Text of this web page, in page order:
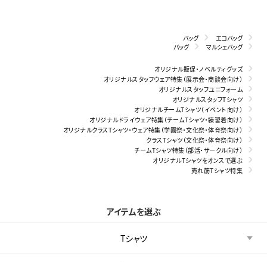
バッグ
エコバッグ
バッグ
マルシェバッグ
オリジナル販促・ノベルティグッズ
オリジナルスタッフウェア特集（展示会・商談会向け）
オリジナルスタッフユニフォーム
オリジナルスタッフTシャツ
オリジナルチームTシャツ（イベント向け）
オリジナルドライウェア特集（チームTシャツ・練習着向け）
オリジナルクラスTシャツ・ウェア特集（学園祭・文化祭・体育祭向け）
クラスTシャツ（文化祭・体育祭向け）
チームTシャツ特集（部活・サークル向け）
オリジナルTシャツをオンスで選ぶ
売れ筋Tシャツ特集
アイテムを選ぶ
Tシャツ